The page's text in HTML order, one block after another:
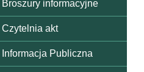
Broszury informacyjne
Czytelnia akt
Informacja Publiczna